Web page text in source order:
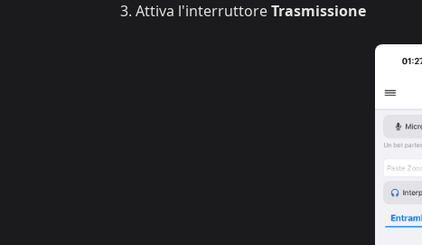
Attiva l'interruttoreTrasmissione